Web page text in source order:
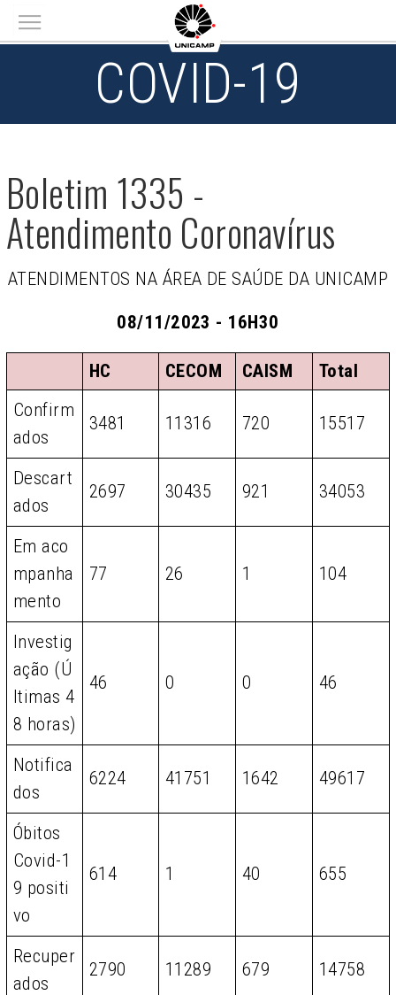
Main menu
COVID-19
Boletim 1335 -
Atendimento Coronavírus
ATENDIMENTOS NA ÁREA DE SAÚDE DA UNICAMP
08/11/2023 - 16H30
HC CECOM CAISM
Total
Confirm
ados
3481 11316 720 15517
Descart
ados
2697 30435 921 34053
Em aco
mpanha
mento
77 26 1 104
Investig
ação (Ú
ltimas 4
8 horas)
46 0 0 46
Notifica
dos
6224 41751 1642 49617
Óbitos
Covid-1
9 positi
vo
614 1 40 655
Recuper
ados
2790 11289 679 14758